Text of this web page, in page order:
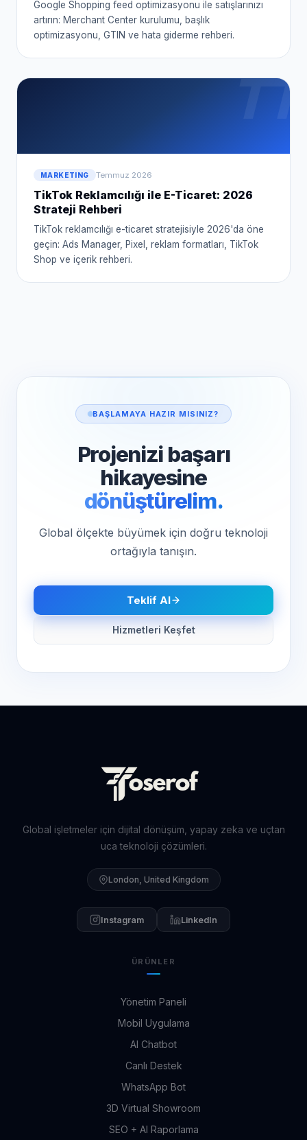
Google Shopping feed optimizasyonu ile satışlarınızı
artırın: Merchant Center kurulumu, başlık
optimizasyonu, GTIN ve hata giderme rehberi.
TT
MARKETING Temmuz 2026
TikTok Reklamcılığı ile E-Ticaret: 2026
Strateji Rehberi
TikTok reklamcılığı e-ticaret stratejisiyle 2026'da öne
geçin: Ads Manager, Pixel, reklam formatları, TikTok
Shop ve içerik rehberi.
BAŞLAMAYA HAZIR MISINIZ?
Projenizi başarı
hikayesine
dönüştürelim.
Global ölçekte büyümek için doğru teknoloji
ortağıyla tanışın.
Teklif Al
Hizmetleri Keşfet
Global işletmeler için dijital dönüşüm, yapay zeka ve uçtan
uca teknoloji çözümleri.
London, United Kingdom
Instagram LinkedIn
ÜRÜNLER
Yönetim Paneli
Mobil Uygulama
AI Chatbot
Canlı Destek
WhatsApp Bot
3D Virtual Showroom
SEO + AI Raporlama